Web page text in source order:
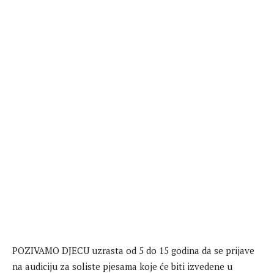
POZIVAMO DJECU uzrasta od 5 do 15 godina da se prijave
na audiciju za soliste pjesama koje će biti izvedene u